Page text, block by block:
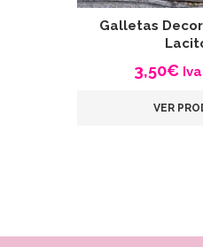
Galletas
3,50€
VER